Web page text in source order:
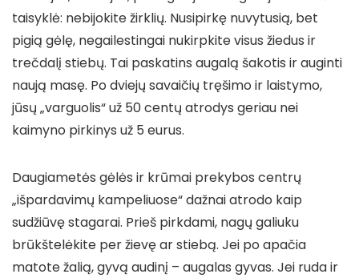
taisyklė: nebijokite žirklių. Nusipirkę nuvytusią, bet
pigią gėlę, negailestingai nukirpkite visus žiedus ir
trečdalį stiebų. Tai paskatins augalą šakotis ir auginti
naują masę. Po dviejų savaičių tręšimo ir laistymo,
jūsų „varguolis“ už 50 centų atrodys geriau nei
kaimyno pirkinys už 5 eurus.
Daugiametės gėlės ir krūmai prekybos centrų
„išpardavimų kampeliuose“ dažnai atrodo kaip
sudžiūvę stagarai. Prieš pirkdami, nagų galiuku
brūkštelėkite per žievę ar stiebą. Jei po apačia
matote žalią, gyvą audinį – augalas gyvas. Jei ruda ir